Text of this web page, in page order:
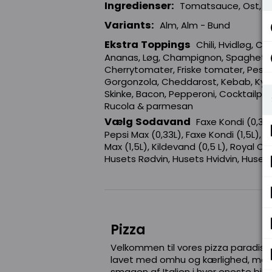
Ingredienser: Tomatsauce, Ost,
Variants: Alm, Alm - Bund
Ekstra Toppings Chili, Hvidløg,
Ananas, Løg, Champignon,
Cherrytomater, Friske tomater,
Gorgonzola, Cheddarost, Kebab,
Skinke, Bacon, Pepperoni,
Rucola & parmesan
Vælg Sodavand Faxe Kondi
Pepsi Max (0,33L), Faxe Kondi (1,5L),
Max (1,5L), Kildevand (0,5 L), Royal
Husets Rødvin, Husets Hvidvin,
Pizza
Velkommen til vores pizza paradis!
lavet med omhu og kærlighed, med